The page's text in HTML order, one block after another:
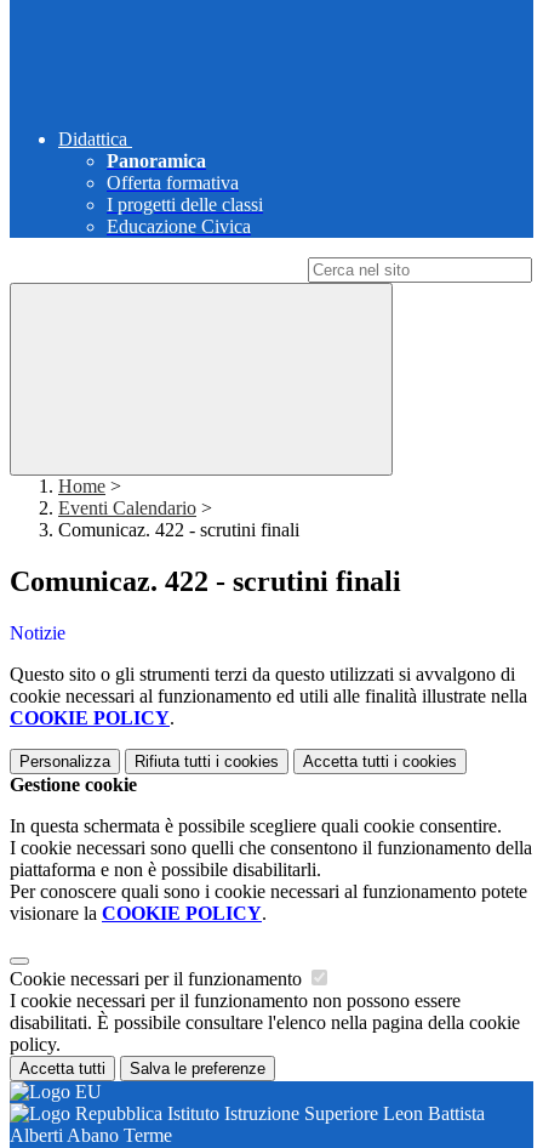
Didattica
Panoramica
Offerta formativa
I progetti delle classi
Educazione Civica
Home >
Eventi Calendario >
Comunicaz. 422 - scrutini finali
Comunicaz. 422 - scrutini finali
Notizie
Questo sito o gli strumenti terzi da questo utilizzati si avvalgono di
cookie necessari al funzionamento ed utili alle finalità illustrate nella
COOKIE POLICY.
Personalizza Rifiuta tutti i cookies Accetta tutti i cookies
Gestione cookie
In questa schermata è possibile scegliere quali cookie consentire.
I cookie necessari sono quelli che consentono il funzionamento della
piattaforma e non è possibile disabilitarli.
Per conoscere quali sono i cookie necessari al funzionamento potete
visionare la COOKIE POLICY.
Cookie necessari per il funzionamento
I cookie necessari per il funzionamento non possono essere
disabilitati. È possibile consultare l'elenco nella pagina della cookie
policy.
Accetta tutti Salva le preferenze
Istituto Istruzione Superiore Leon Battista
Alberti Abano Terme